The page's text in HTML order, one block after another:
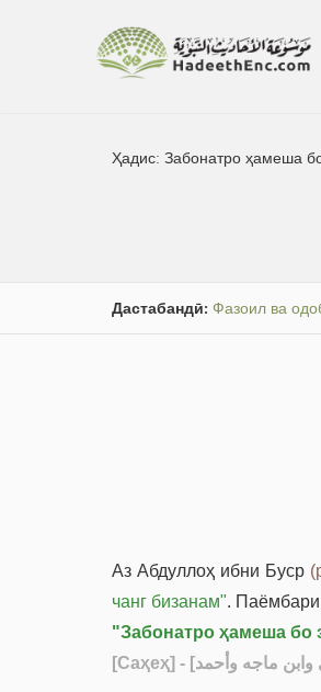
Ҳадис:Забонатро ҳамеша
Дастабандӣ: Фазоил ва
Аз Абдуллоҳ ибни Буср
чанг бизанам".
"Забонатро ҳамеша бо
[Саҳеҳ]